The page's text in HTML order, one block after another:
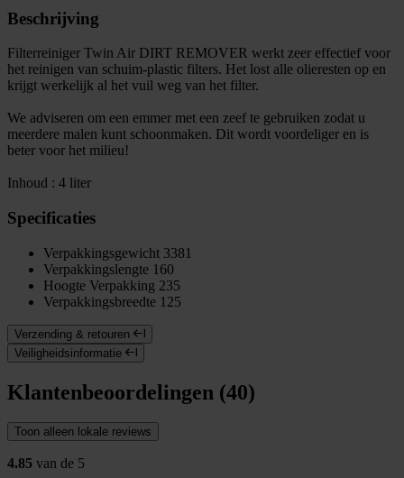
Beschrijving
Filterreiniger Twin Air DIRT REMOVER werkt zeer effectief voor
het reinigen van schuim-plastic filters. Het lost alle olieresten op en
krijgt werkelijk al het vuil weg van het filter.
We adviseren om een emmer met een zeef te gebruiken zodat u
meerdere malen kunt schoonmaken. Dit wordt voordeliger en is
beter voor het milieu!
Inhoud : 4 liter
Specificaties
Verpakkingsgewicht 3381
Verpakkingslengte 160
Hoogte Verpakking 235
Verpakkingsbreedte 125
Verzending & retouren
Veiligheidsinformatie
Klantenbeoordelingen (40)
Toon alleen lokale reviews
4.85 van de 5